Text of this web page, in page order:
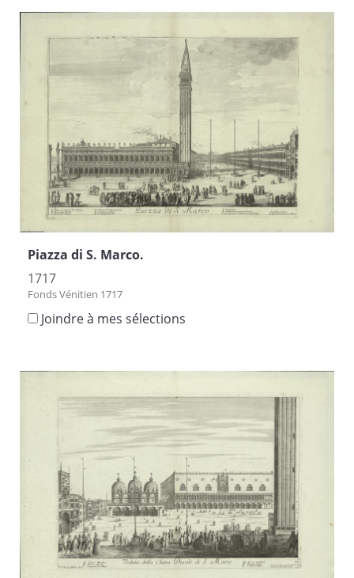
Piazza di S. Marco.
1717
Fonds Vénitien 1717
Joindre à mes sélections